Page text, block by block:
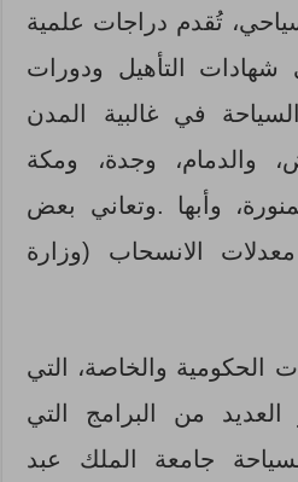
تُقدم دراجات علمية
شهادات التأهيل ودورات
في غالبية المدن
والدمام، وجدة، ومكة
وأبها .وتعاني بعض
الانسحاب (وزارة
الحكومية والخاصة، التي
من البرامج التي
جامعة الملك عبد